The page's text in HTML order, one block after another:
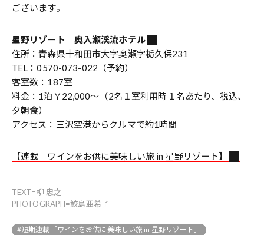
ございます。
星野リゾート 奥入瀬渓流ホテル
住所：青森県十和田市大字奥瀬字栃久保231
TEL：0570-073-022（予約）
客室数：187室
料金：1泊￥22,000〜（2名１室利用時１名あたり、税込、
夕朝食）
アクセス：三沢空港からクルマで約1時間
【連載 ワインをお供に美味しい旅 in 星野リゾート】
TEXT=柳 忠之
PHOTOGRAPH=鮫島亜希子
#短期連載「ワインをお供に美味しい旅 in 星野リゾート」